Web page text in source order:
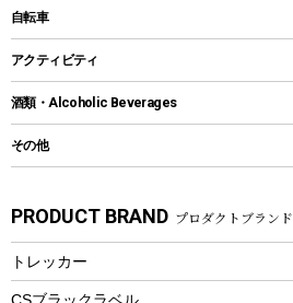
グランドシート
ガイドロープ
ツール
焚き火台&ストーブ
火起こし
バーベキューツール
クッキングツール
ナイフ
カトラリー
マグカップ、カップ
ステンレスボトル
フードボトル
ディズニーボトル
保冷剤
リュック、バックパック
トートバッグ、サコッシュ
ショッピングキャリー
その他アウトドア雑貨
スプレー関係
ツール、他
インフレータブル
カヤック
パドル
ヘルメット
エアーポンプ
アクセサリー
自転車
折りたたみ自転車
スポーツサイクル
シティサイクル
自転車ウェア
アクティビティ
マリン
ラッシュガード
パラソル
フローティングベスト
酒類・Alcoholic Beverages
その他
湯たんぽ
防災用品
PRODUCT BRAND プロダクトブランド
トレッカー
CSブラックラベル